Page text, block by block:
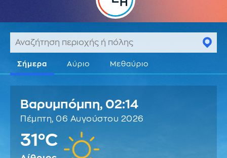
Σήμερα Αύριο Μεθαύριο
Βαρυμπόμπη, 02:14
Πέμπτη, 06 Αυγούστου 2026
31°C